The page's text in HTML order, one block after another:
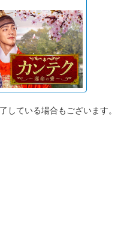
している場合もございます。